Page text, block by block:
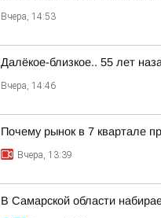
Вчера, 14:53
Далёкое-близкое.. 55 лет
Вчера, 14:46
Почему рынок в 7 квартале
Вчера, 13:39
В Самарской области